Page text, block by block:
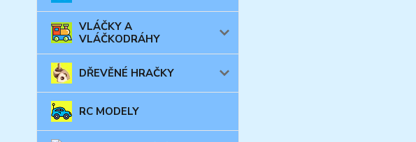
VLÁČKY A
VLÁČKODRÁHY
DŘEVĚNÉ HRAČKY
RC MODELY